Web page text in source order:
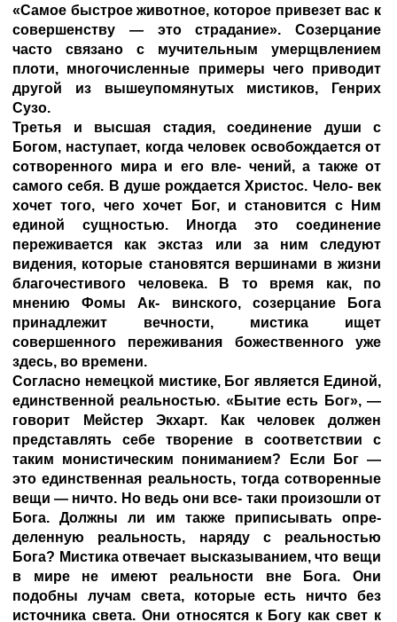
«Самое быстрое животное, которое привезет вас к
совершенству — это страдание». Созерцание
часто связано с мучительным умерщвлением
плоти, многочисленные примеры чего приводит
другой из вышеупомянутых мистиков, Генрих
Сузо.
Третья и высшая стадия, соединение души с
Богом, наступает, когда человек освобождается от
сотворенного мира и его вле- чений, а также от
самого себя. В душе рождается Христос. Чело- век
хочет того, чего хочет Бог, и становится с Ним
единой сущностью. Иногда это соединение
переживается как экстаз или за ним следуют
видения, которые становятся вершинами в жизни
благочестивого человека. В то время как, по
мнению Фомы Ак- винского, созерцание Бога
принадлежит вечности, мистика ищет
совершенного переживания божественного уже
здесь, во времени.
Согласно немецкой мистике, Бог является Единой,
единственной реальностью. «Бытие есть Бог», —
говорит Мейстер Экхарт. Как человек должен
представлять себе творение в соответствии с
таким монистическим пониманием? Если Бог —
это единственная реальность, тогда сотворенные
вещи — ничто. Но ведь они все- таки произошли от
Бога. Должны ли им также приписывать опре-
деленную реальность, наряду с реальностью
Бога? Мистика отвечает высказыванием, что вещи
в мире не имеют реальности вне Бога. Они
подобны лучам света, которые есть ничто без
источника света. Они относятся к Богу как свет к